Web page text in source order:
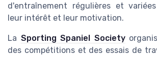
d'entraînement régulières et
leur intérêt et leur motivation.
La Sporting Spaniel Society
des compétitions et des essais de